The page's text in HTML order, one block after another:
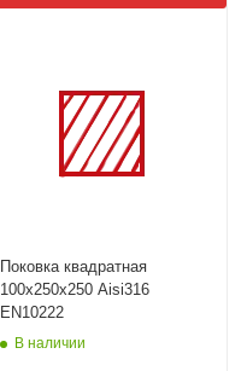
Поковка квадратная
100х250х250 Aisi316
EN10222
В наличии